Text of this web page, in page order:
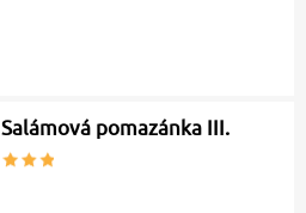
Salámová pomazánka III.